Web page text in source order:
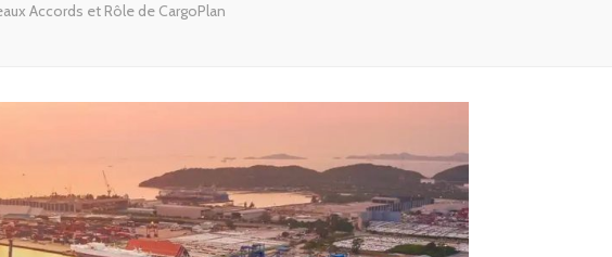
Accords et Rôle de CargoPlan